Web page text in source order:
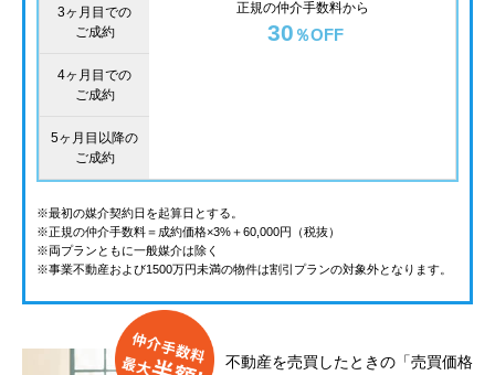
正規の仲介手数料から
30 ％OFF
3ヶ月目での
ご成約
4ヶ月目での
ご成約
5ヶ月目以降の
ご成約
※最初の媒介契約日を起算日とする。
※正規の仲介手数料＝成約価格×3%＋60,000円（税抜）
※両プランともに一般媒介は除く
※事業不動産および1500万円未満の物件は割引プランの対象外となります。
不動産を売買したときの「売買価格